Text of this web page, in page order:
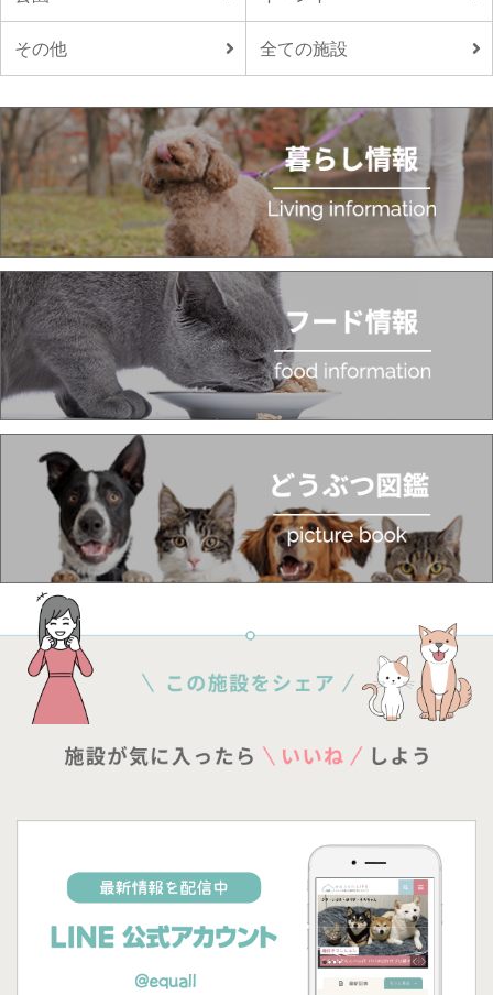
その他 全ての施設